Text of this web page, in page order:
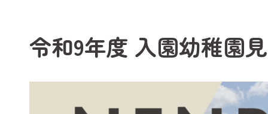
令和9年度 入園幼稚園